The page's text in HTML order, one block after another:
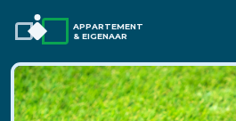
APPARTEMENT
& EIGENAAR